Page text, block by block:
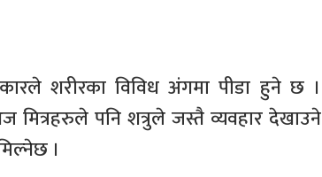
शरीरका विविध अंगमा पीडा हुने छ ।
मित्रहरुले पनि शत्रुले जस्तै व्यवहार देखाउने
।